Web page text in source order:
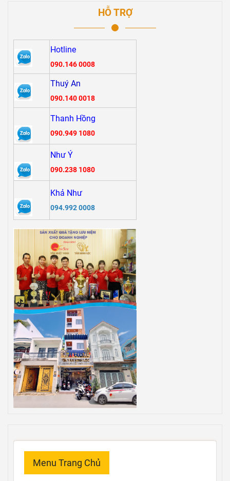
HỖ TRỢ
Hotline
090.146 0008
Thuý An
090.140 0018
Thanh Hồng
090.949 1080
Như Ý
090.238 1080
Khả Như
094.992 0008
Menu Trang Chủ